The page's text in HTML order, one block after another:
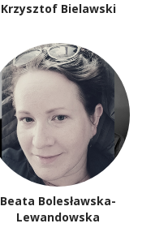
Krzysztof Bielawski
Beata Bolesławska-
Lewandowska